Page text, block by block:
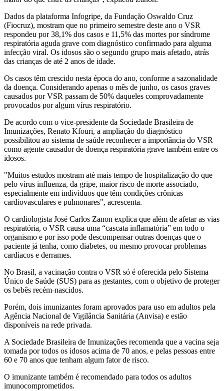
Dados da plataforma Infogripe, da Fundação Oswaldo Cruz
(Fiocruz), mostram que no primeiro semestre deste ano o VSR
respondeu por 38,1% dos casos e 11,5% das mortes por síndrome
respiratória aguda grave com diagnóstico confirmado para alguma
infecção viral. Os idosos são o segundo grupo mais afetado, atrás
das crianças de até 2 anos de idade.
Os casos têm crescido nesta época do ano, conforme a sazonalidade
da doença. Considerando apenas o mês de junho, os casos graves
causados por VSR passam de 50% daqueles comprovadamente
provocados por algum vírus respiratório.
De acordo com o vice-presidente da Sociedade Brasileira de
Imunizações, Renato Kfouri, a ampliação do diagnóstico
possibilitou ao sistema de saúde reconhecer a importância do VSR
como agente causador de doença respiratória grave também entre os
idosos.
"Muitos estudos mostram até mais tempo de hospitalização do que
pelo vírus influenza, da gripe, maior risco de morte associado,
especialmente em indivíduos que têm condições crônicas
cardiovasculares e pulmonares", acrescenta.
O cardiologista José Carlos Zanon explica que além de afetar as vias
respiratória, o VSR causa uma “cascata inflamatória” em todo o
organismo e por isso pode descompensar outras doenças que o
paciente já tenha, como diabetes, ou mesmo provocar problemas
cardíacos e derrames.
No Brasil, a vacinação contra o VSR só é oferecida pelo Sistema
Único de Saúde (SUS) para as gestantes, com o objetivo de proteger
os bebês recém-nascidos.
Porém, dois imunizantes foram aprovados para uso em adultos pela
Agência Nacional de Vigilância Sanitária (Anvisa) e estão
disponíveis na rede privada.
A Sociedade Brasileira de Imunizações recomenda que a vacina seja
tomada por todos os idosos acima de 70 anos, e pelas pessoas entre
60 e 70 anos que tenham algum fator de risco.
O imunizante também é recomendado para todos os adultos
imunocomprometidos.